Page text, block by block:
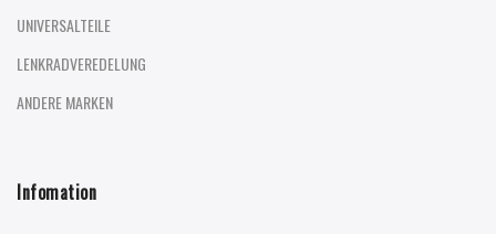
UNIVERSALTEILE
LENKRADVEREDELUNG
ANDERE MARKEN
Infomation